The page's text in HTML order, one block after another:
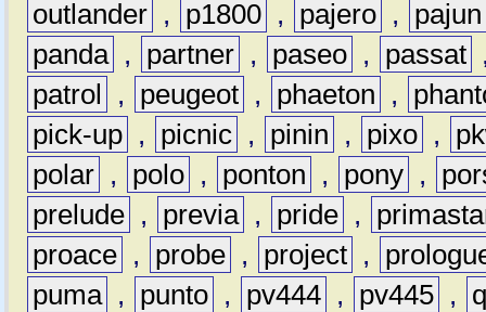
outlander , p1800 , pajero ,
pajun
panda , partner , paseo , passat
patrol
, peugeot , phaeton ,
pick-up , picnic , pinin , pixo ,
polar , polo , ponton , pony ,
prelude , previa , pride ,
proace , probe , project ,
puma , punto , pv444 , pv445 ,